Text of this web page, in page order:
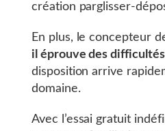
création parglisser-
En plus, le concepteur
il éprouve des difficultés
disposition arrive
domaine.
Avec l’essai gratuit